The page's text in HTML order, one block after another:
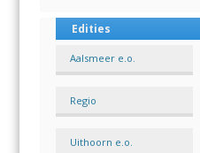
Edities
Aalsmeer e.o.
Regio
Uithoorn e.o.